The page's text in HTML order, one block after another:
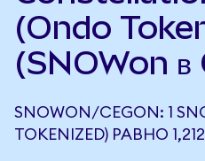
(Ondo
(SNOWon в
SNOWON/CEGON: 1
TOKENIZED) РАВНО